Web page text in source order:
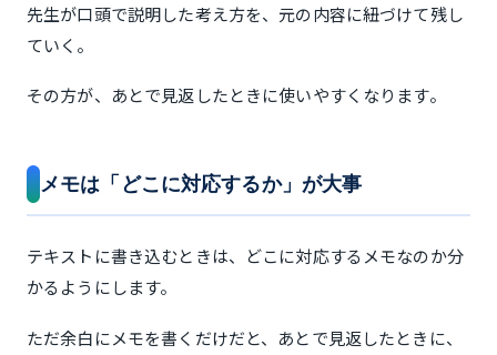
先生が口頭で説明した考え方を、元の内容に紐づけて残し
ていく。
その方が、あとで見返したときに使いやすくなります。
メモは「どこに対応するか」が大事
テキストに書き込むときは、どこに対応するメモなのか分
かるようにします。
ただ余白にメモを書くだけだと、あとで見返したときに、